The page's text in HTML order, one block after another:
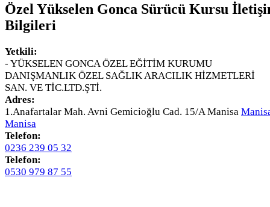
Özel Yükselen Gonca Sürücü Kursu
Bilgileri
Yetkili:
- YÜKSELEN GONCA ÖZEL EĞİTİM KURUMU
DANIŞMANLIK ÖZEL SAĞLIK ARACILIK HİZMETLERİ
SAN. VE TİC.LTD.ŞTİ.
Adres:
1.Anafartalar Mah. Avni Gemicioğlu Cad. 15/A Manisa
Manisa
Telefon:
0236 239 05 32
Telefon:
0530 979 87 55